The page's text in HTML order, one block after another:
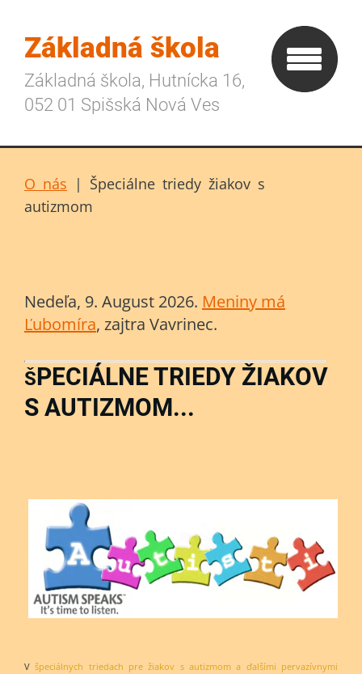
Základná škola
Základná škola, Hutnícka 16,
052 01 Spišská Nová Ves
O nás | Špeciálne triedy žiakov s
autizmom
Nedeľa, 9. August 2026. Meniny má
Ľubomíra, zajtra Vavrinec.
ŠPECIÁLNE TRIEDY ŽIAKOV
S AUTIZMOM...
V špeciálnych triedach pre žiakov s autizmom a ďalšími pervazívnymi